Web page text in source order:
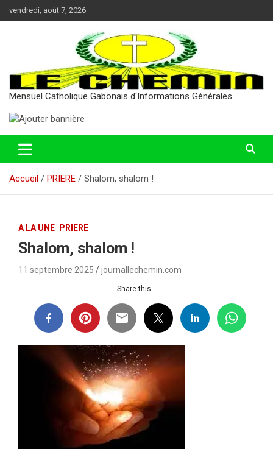
au
vendredi, août 7, 2026
Mensuel Catholique Gabonais d'Informations Générales
Accueil PRIERE Shalom, shalom !
A LA UNE PRIERE
Shalom, shalom !
11 septembre 2025 journallechemin.com
Share this...